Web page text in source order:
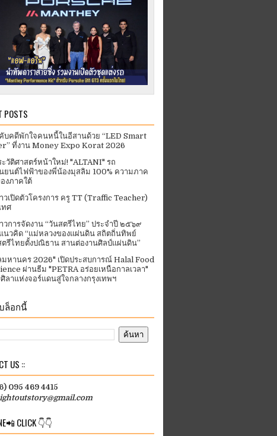
POSTS
บคดีพักใจคนหนี้ในอีสานด้วย “LED Smart
ที่งาน Money Expo Korat 2026
ะวัติศาสตร์หน้าใหม่! "ALTANI" รถ
ยนต์ไฟฟ้าของพี่น้องมุสลิม 100% ความภาค
งภาคใต้
วเปิดตัวโครงการ ครู TT (Traffic Teacher)
ทศ​
วการจัดงาน “วันสตรีไทย” ประจําปี ๒๕๖๙
นวคิด “แม่หลวงของแผ่นดิน สถิตถิ่นทิพย์
ตรีไทยตั้งปณิธาน สานต่องานศิลป์แผ่นดิน”
มหานคร 2026" เปิดประสบการณ์ Halal Food
ผ่านธีม "PETRA อร่อยเหนือกาลเวลา"
ลาแห่งจอร์แดนสู่ใจกลางกรุงเทพฯ
ล็อกนี้
US ::
095 469 4415
CLICK 👇👇